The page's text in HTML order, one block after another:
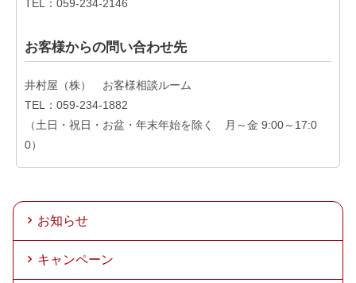
TEL：059-234-2146
お客様からの問い合わせ先
井村屋（株） お客様相談ルーム
TEL：059-234-1882
（土日・祝日・お盆・年末年始を除く 月～金 9:00～17:0
0）
お知らせ
キャンペーン